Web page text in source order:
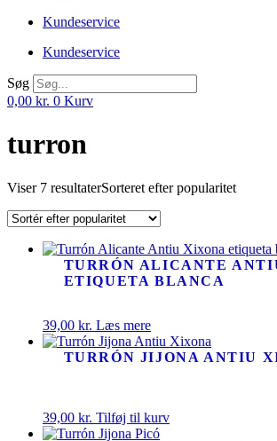
Kundeservice
Kundeservice
Søg
0,00 kr. 0 Kurv
turron
Viser 7 resultaterSorteret efter popularitet
TURRÓN ALICANTE
ETIQUETA BLANCA
39,00 kr. Læs mere
TURRÓN JIJONA ANTIU
39,00 kr. Tilføj til kurv